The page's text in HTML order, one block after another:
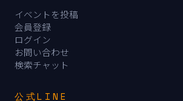
イベントを投稿
会員登録
ログイン
お問い合わせ
検索チャット
公式LINE